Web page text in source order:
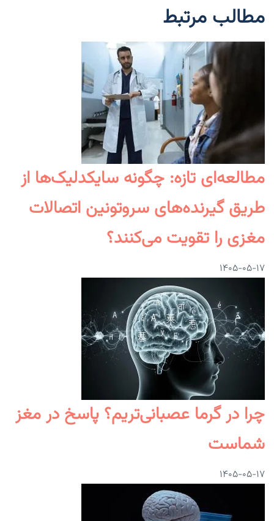
مطالب مرتبط
مطالعه‌ای تازه: چگونه سایکدلیک‌ها از
طریق گیرنده‌های سروتونین اتصالات
مغزی را تقویت می‌کنند؟
۱۴۰۵-۰۵-۱۷
چرا در گرما عصبانی‌تریم؟ پاسخ در مغز
شماست
۱۴۰۵-۰۵-۱۷